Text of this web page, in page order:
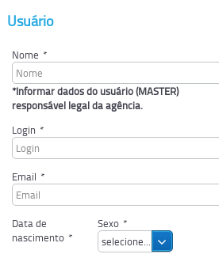
Usuário
Nome *
*Informar dados do usuário (MASTER)
responsável legal da agência.
Login *
Email *
Data de
nascimento *
Sexo *
selecione...